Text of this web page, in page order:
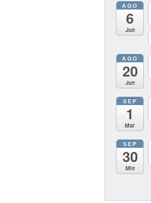
AGO
6
Jue
AGO
20
Jue
SEP
1
Mar
SEP
30
Mie